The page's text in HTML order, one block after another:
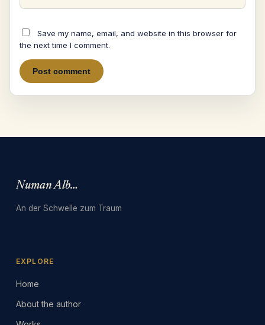
Save my name, email, and website in this browser for
the next time I comment.
Numan Albarbari
An der Schwelle zum Traum
EXPLORE
Home
About the author